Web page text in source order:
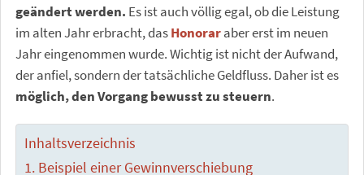
geändert werden. Es ist auch völlig egal, ob die Leistung
im alten Jahr erbracht, dasHonoraraber erst im neuen
Jahr eingenommen wurde. Wichtig ist nicht der Aufwand,
der anfiel, sondern der tatsächliche Geldfluss. Daher ist es
möglich, den Vorgang bewusst zu steuern.
Inhaltsverzeichnis
Beispiel einer Gewinnverschiebung